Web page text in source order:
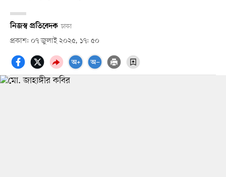
নিজস্ব প্রতিবেদক ঢাকা
প্রকাশ: ০৭ জুলাই ২০২৫, ১৭: ৫০